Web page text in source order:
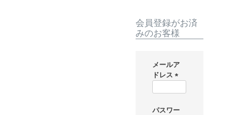
会員登録がお済
みのお客様
メールア
ドレス
須
パスワー